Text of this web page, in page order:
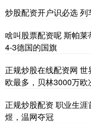
炒股配资开户识必选
啥叫股票配资呢 斯帕
4-3德国的国旗
正规炒股在线配资网
欧最多，贝林3000万欧
正规炒股配资 职业生
煜，温网夺冠